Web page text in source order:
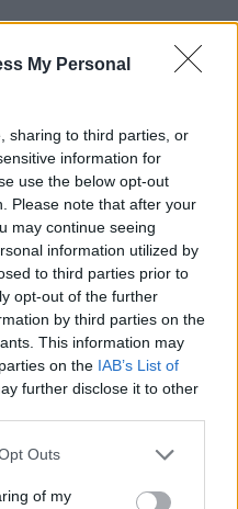
My Personal
sharing to third parties, or
information for
use the below opt-out
Please note that after your
may continue seeing
information utilized by
to third parties prior to
opt-out of the further
by third parties on the
This information may
on the IAB’s List of
further disclose it to other
uses one or more Google
You may click to
Outs
of my
να εβλεπες τι χρέος
επετειος
θανατου του Θ.
μνεια.